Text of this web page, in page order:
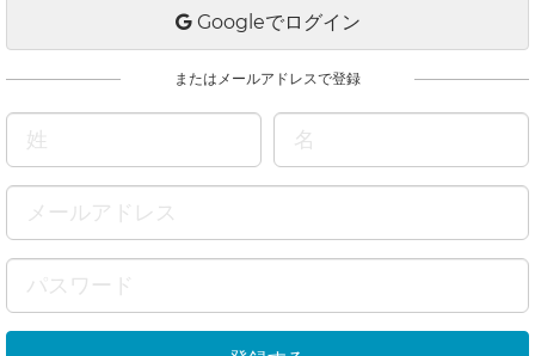
Googleでログイン
またはメールアドレスで登録